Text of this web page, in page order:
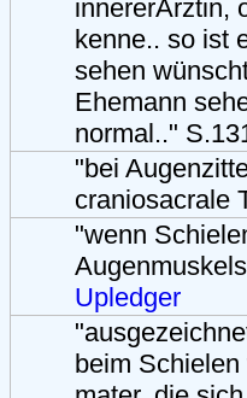
innererÄrztin,
kenne.. so ist
sehen
Ehemann
normal.."
"bei
craniosacrale
"wenn
Upledger
beim